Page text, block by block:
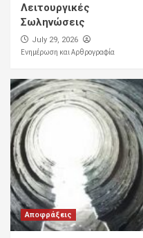
Λειτουργικές
Σωληνώσεις
July 29, 2026
Ενημέρωση και Αρθρογραφία
Αποφράξεις